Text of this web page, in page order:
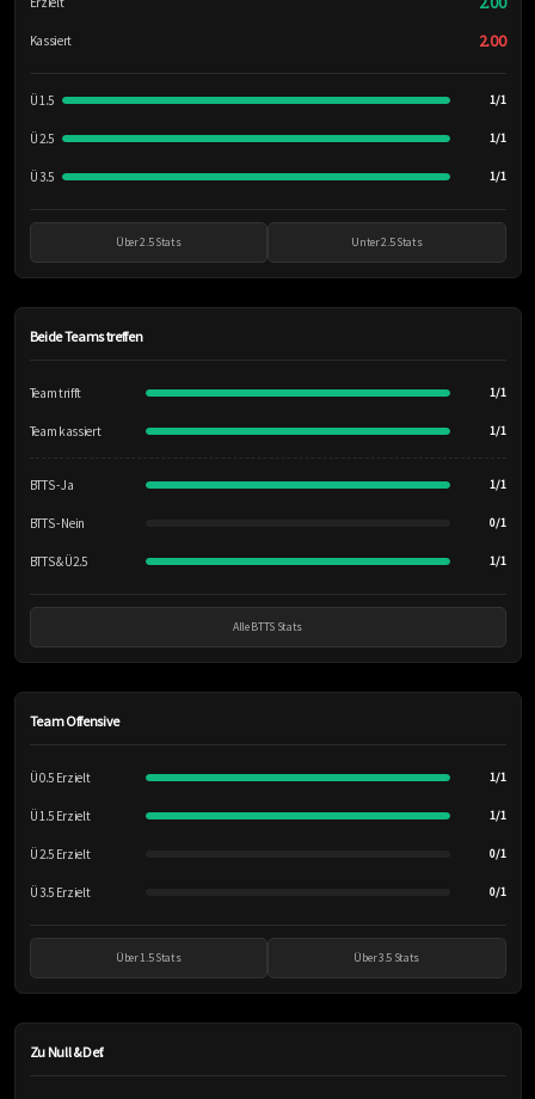
Kassiert 2.00
Ü 1.5 1/1
Ü 2.5 1/1
Ü 3.5 1/1
Über 2.5 Stats Unter 2.5 Stats
Beide Teams treffen
Team trifft 1/1
Team kassiert 1/1
BTTS - Ja 1/1
BTTS - Nein 0/1
BTTS & Ü2.5 1/1
Alle BTTS Stats
Team Offensive
Ü 0.5 Erzielt 1/1
Ü 1.5 Erzielt 1/1
Ü 2.5 Erzielt 0/1
Ü 3.5 Erzielt 0/1
Über 1.5 Stats Über 3.5 Stats
Zu Null & Def.